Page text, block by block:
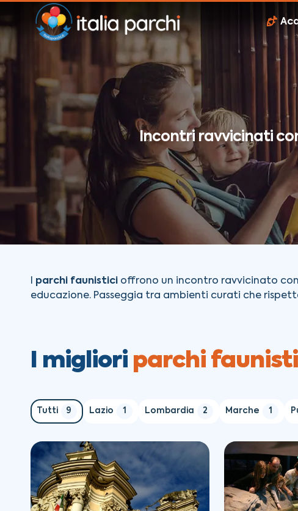
Incontri ravvicinati
parchi faunisticioffrono un incontro ravvicinato
educazione. Passeggia tra ambienti curati che
I migliori parchi
Tutti 9 Lazio 1 Lombardia 2 Marche 1